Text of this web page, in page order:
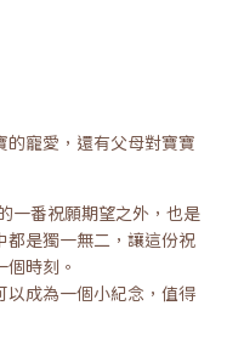
的寵愛，還有父母對寶寶
一番祝願期望之外，也是
都是獨一無二，讓這份祝
時刻。
以成為一個小紀念，值得